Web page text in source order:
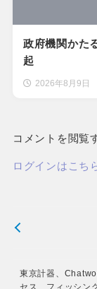
政府機関かた
起
2026年8月9日
コメントを閲覧
ログインはこち
東京計器、
セス フィッシン